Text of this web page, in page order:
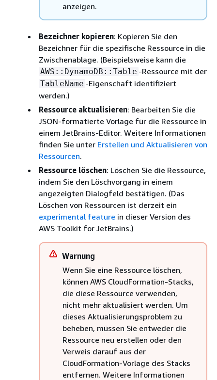
anzeigen.
Bezeichner kopieren: Kopieren Sie den
Bezeichner für die spezifische Ressource in die
Zwischenablage. (Beispielsweise kann die
AWS::DynamoDB::Table -Ressource mit der
TableName -Eigenschaft identifiziert
werden.)
Ressource aktualisieren: Bearbeiten Sie die
JSON-formatierte Vorlage für die Ressource in
einem JetBrains-Editor. Weitere Informationen
finden Sie unter Erstellen und Aktualisieren von
Ressourcen.
Ressource löschen: Löschen Sie die Ressource,
indem Sie den Löschvorgang in einem
angezeigten Dialogfeld bestätigen. (Das
Löschen von Ressourcen ist derzeit ein
experimental feature in dieser Version des
AWS Toolkit for JetBrains.)
Warnung
Wenn Sie eine Ressource löschen,
können AWS CloudFormation-Stacks,
die diese Ressource verwenden,
nicht mehr aktualisiert werden. Um
dieses Aktualisierungsproblem zu
beheben, müssen Sie entweder die
Ressource neu erstellen oder den
Verweis darauf aus der
CloudFormation-Vorlage des Stacks
entfernen. Weitere Informationen